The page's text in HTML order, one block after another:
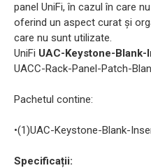
panel UniFi, în cazul în care
oferind un aspect curat și
care nu sunt utilizate.
UniFi UAC-Keystone-Blank-
UACC-Rack-Panel-Patch-
Pachetul contine:
•(1)UAC-Keystone-Blank-
Specificații: